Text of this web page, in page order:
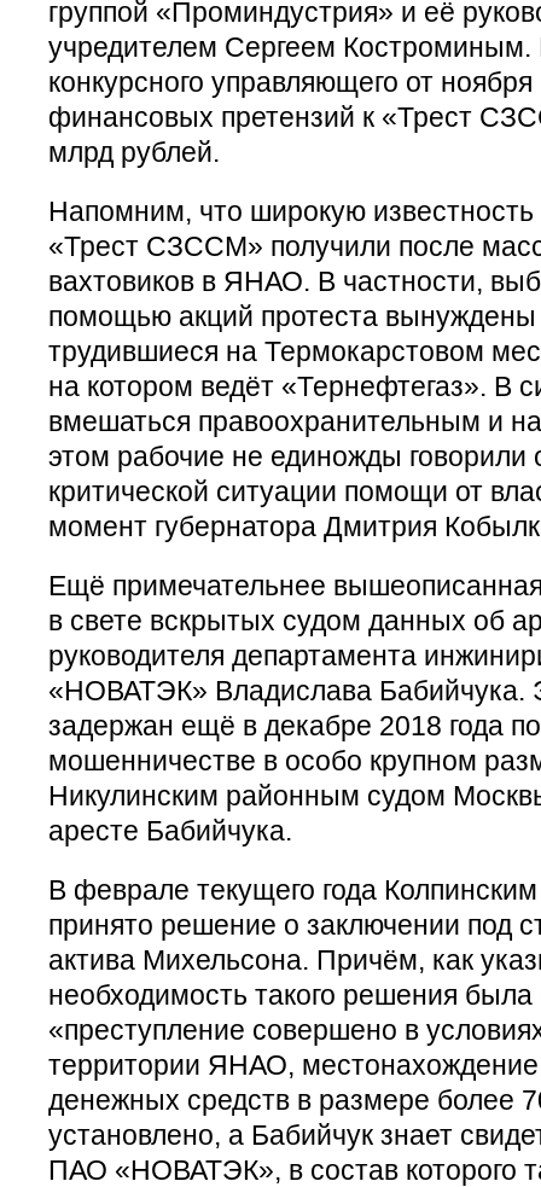
группой «Проминдустрия» и её
учредителем Сергеем Костроминым.
конкурсного управляющего от
финансовых претензий к «Трест
млрд рублей.
Напомним, что широкую
«Трест СЗССМ» получили после
вахтовиков в ЯНАО. В частности,
помощью акций протеста
трудившиеся на Термокарстовом
на котором ведёт «Тернефтегаз». В
вмешаться правоохранительным и
этом рабочие не единожды говорили
критической ситуации помощи от
момент губернатора Дмитрия
Ещё примечательнее
в свете вскрытых судом данных об
руководителя департамента
«НОВАТЭК» Владислава Бабийчука.
задержан ещё в декабре 2018 года
мошенничестве в особо крупном
Никулинским районным судом
аресте Бабийчука.
В феврале текущего года
принято решение о заключении под
актива Михельсона. Причём, как
необходимость такого решения
«преступление совершено в
территории ЯНАО,
денежных средств в размере более
установлено, а Бабийчук знает
ПАО «НОВАТЭК», в состав которого